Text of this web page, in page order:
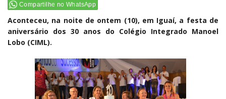
Compartilhe no WhatsApp
Aconteceu, na noite de ontem (10), em Iguaí, a festa de
aniversário dos 30 anos do Colégio Integrado Manoel
Lobo (CIML).